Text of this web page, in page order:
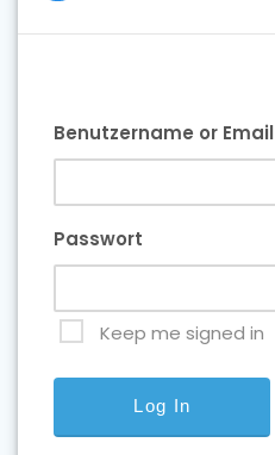
Benutzername or Email
Passwort
Keep me signed in